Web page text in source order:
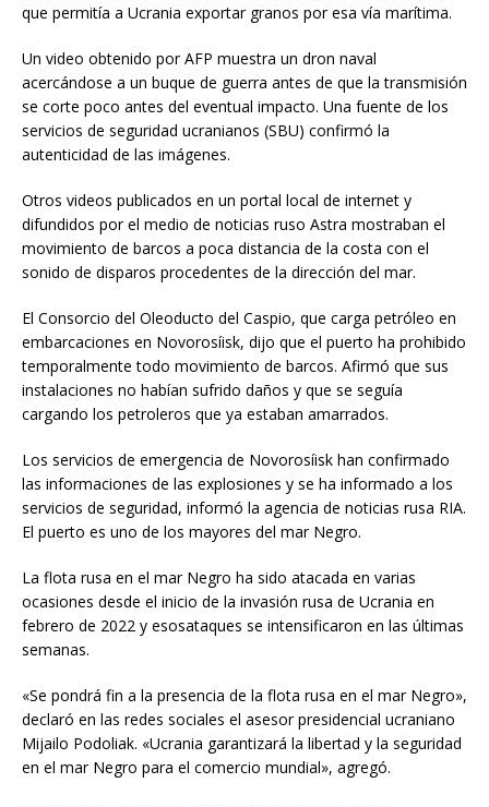
que permitía a Ucrania exportar granos por esa vía marítima.
Un video obtenido por AFP muestra un dron naval
acercándose a un buque de guerra antes de que la transmisión
se corte poco antes del eventual impacto. Una fuente de los
servicios de seguridad ucranianos (SBU) confirmó la
autenticidad de las imágenes.
Otros videos publicados en un portal local de internet y
difundidos por el medio de noticias ruso Astra mostraban el
movimiento de barcos a poca distancia de la costa con el
sonido de disparos procedentes de la dirección del mar.
El Consorcio del Oleoducto del Caspio, que carga petróleo en
embarcaciones en Novorosíisk, dijo que el puerto ha prohibido
temporalmente todo movimiento de barcos. Afirmó que sus
instalaciones no habían sufrido daños y que se seguía
cargando los petroleros que ya estaban amarrados.
Los servicios de emergencia de Novorosíisk han confirmado
las informaciones de las explosiones y se ha informado a los
servicios de seguridad, informó la agencia de noticias rusa RIA.
El puerto es uno de los mayores del mar Negro.
La flota rusa en el mar Negro ha sido atacada en varias
ocasiones desde el inicio de la invasión rusa de Ucrania en
febrero de 2022 y esosataques se intensificaron en las últimas
semanas.
«Se pondrá fin a la presencia de la flota rusa en el mar Negro»,
declaró en las redes sociales el asesor presidencial ucraniano
Mijailo Podoliak. «Ucrania garantizará la libertad y la seguridad
en el mar Negro para el comercio mundial», agregó.